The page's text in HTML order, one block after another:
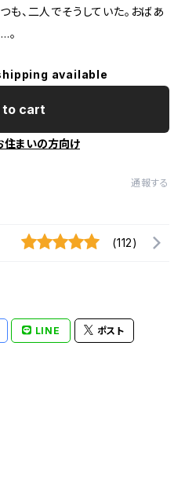
も、二人でそうしていた。おばあ
。
available
to cart
住まいの方向け
通報する
(112)
LINE ポスト